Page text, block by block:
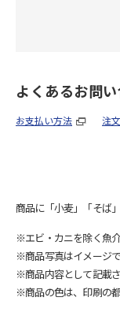
よくあるお問
お支払い方法 注
商品に「小麦」「そば
※エビ・カニを除く魚
※商品写真はイメージで
※商品内容として記載
※商品の色は、印刷の